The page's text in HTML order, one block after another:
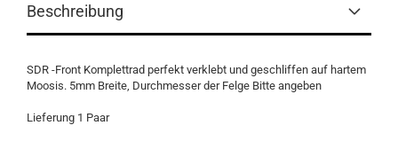
Beschreibung
SDR -Front Komplettrad perfekt verklebt und geschliffen auf hartem
Moosis. 5mm Breite, Durchmesser der Felge Bitte angeben
Lieferung 1 Paar